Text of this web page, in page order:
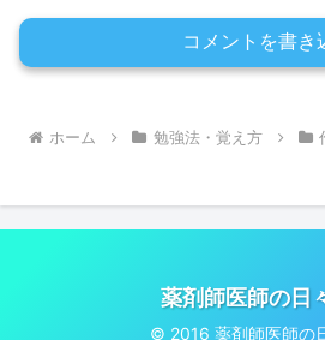
コメントを書き
ホーム 勉強法・覚え方
薬剤師医師の日
© 2016 薬剤師医師の